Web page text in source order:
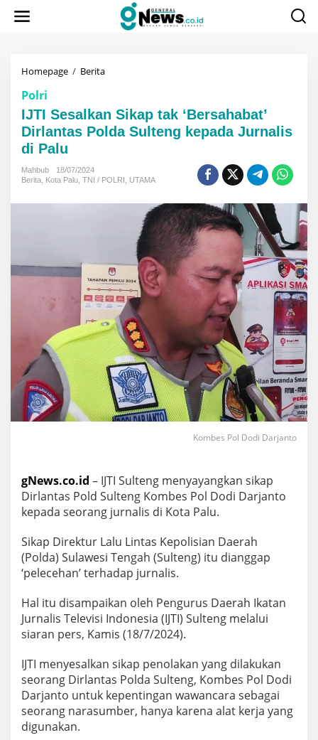
Homepage / BeritaIJTI
tak
'Bersahabat'
Dirlantas
Jurnalis
Polri
IJTI Sesalkan Sikap tak ‘Bersahabat’
Dirlantas Polda Sulteng kepada Jurnalis
di Palu
Mahbub
18/07/2024
Berita Kota Palu TNI / POLRI UTAMA
Kombes Pol Dodi Darjanto
gNews.co.id – IJTI Sulteng menyayangkan sikap
Dirlantas Pold Sulteng Kombes Pol Dodi Darjanto
kepada seorang jurnalis di Kota Palu.
Sikap Direktur Lalu Lintas Kepolisian Daerah
(Polda) Sulawesi Tengah (Sulteng) itu dianggap
‘pelecehan’ terhadap jurnalis.
Hal itu disampaikan oleh Pengurus Daerah Ikatan
Jurnalis Televisi Indonesia (IJTI) Sulteng melalui
siaran pers, Kamis (18/7/2024).
IJTI menyesalkan sikap penolakan yang dilakukan
seorang Dirlantas Polda Sulteng, Kombes Pol Dodi
Darjanto untuk kepentingan wawancara sebagai
seorang narasumber, hanya karena alat kerja yang
digunakan.